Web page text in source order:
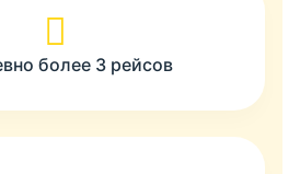
более 3 рейсов